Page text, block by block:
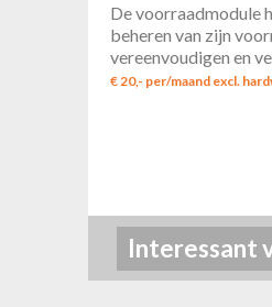
De voorraadmodule
beheren van zijn
vereenvoudigen en
€ 20,- per/maand excl.
Interessant